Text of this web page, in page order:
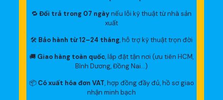
🔁 Đổi trả trong 07 ngàynếu lỗi kỹ thuật từ nhà sản
xuất
🛠 Bảo hành từ 12–24 tháng, hỗ trợ kỹ thuật trọn đời
🚚 Giao hàng toàn quốc, lắp đặt tận nơi (ưu tiên HCM,
Bình Dương, Đồng Nai…)
📦 Có xuất hóa đơn VAT, hợp đồng đầy đủ, hồ sơ giao
nhận minh bạch